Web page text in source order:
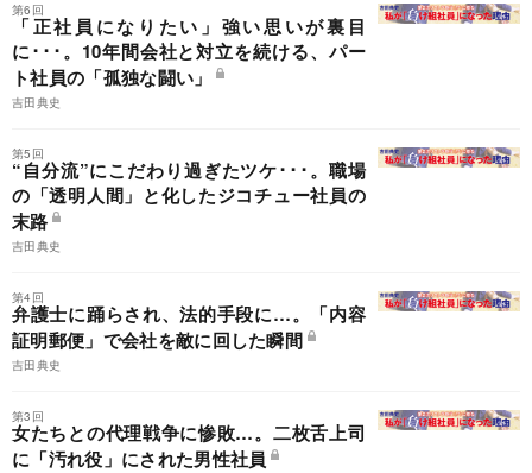
第6回
「正社員になりたい」強い思いが裏目
に･･･。10年間会社と対立を続ける、パー
ト社員の「孤独な闘い」
吉田典史
第5回
“自分流”にこだわり過ぎたツケ･･･。職場
の「透明人間」と化したジコチュー社員の
末路
吉田典史
第4回
弁護士に踊らされ、法的手段に…。「内容
証明郵便」で会社を敵に回した瞬間
吉田典史
第3回
女たちとの代理戦争に惨敗…。二枚舌上司
に「汚れ役」にされた男性社員